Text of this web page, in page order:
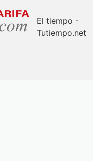
El tiempo -
Tutiempo.net